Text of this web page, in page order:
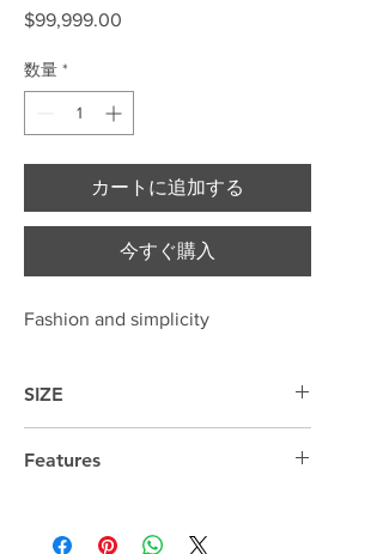
$99,999.00
数量 *
カートに追加する
今すぐ購入
Fashion and simplicity
SIZE
Features